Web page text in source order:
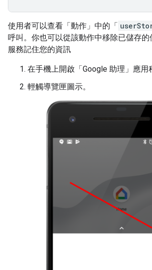
使用者可以查看「動作」中的「
呼叫。你也可以從該動作中移除已儲存的
服務記住您的資訊
在手機上開啟「Google 助理」應用
輕觸導覽匣圖示。